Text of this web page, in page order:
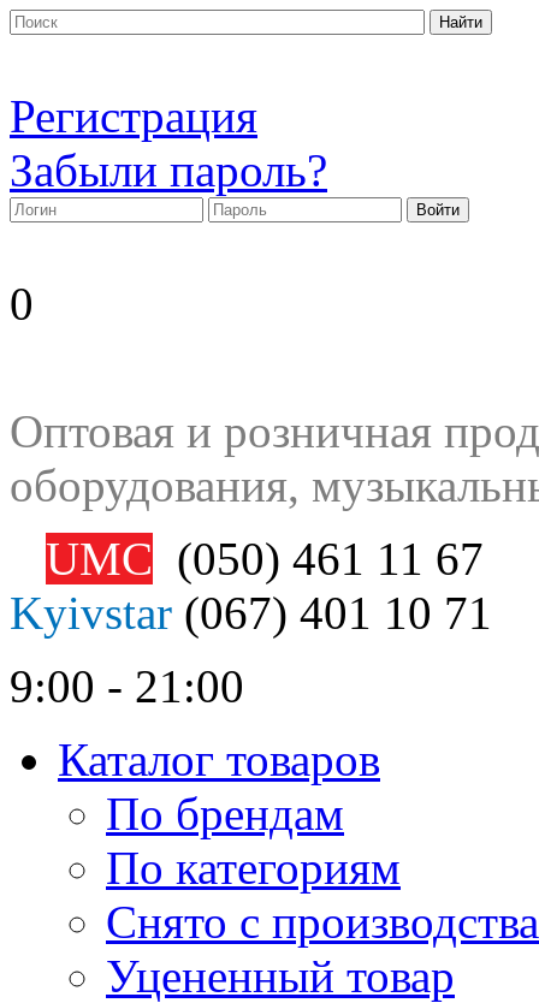
Регистрация
Забыли пароль?
0
Оптовая и розничная
оборудования,
UMC (050) 461 11 67
Kyivstar (067) 401 10 71
9:00 - 21:00
Каталог товаров
По брендам
По категориям
Снято с производства
Уцененный товар